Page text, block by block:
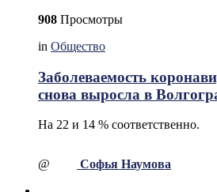
908 Просмотры
in Общество
Заболеваемость
снова выросла в
На 22 и 14 % соответственно.
@ Софья Наумова